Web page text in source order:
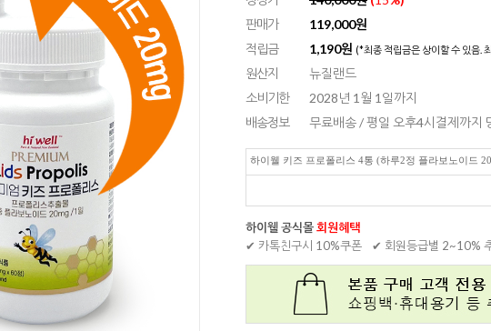
판매가
119,000원
적립금
1,190원 (*최종 적립금은 상이할 수 있음.
원산지
뉴질랜드
소비기한
2028년 1월 1일까지
배송정보
무료배송 / 평일 오후4시결제까지
하이웰 키즈 프로폴리스 4통 (하루2정 플라보노이드
하이웰 공식몰회원혜택
✔ 카톡친구시 10%쿠폰
✔ 회원등급별 2~10%